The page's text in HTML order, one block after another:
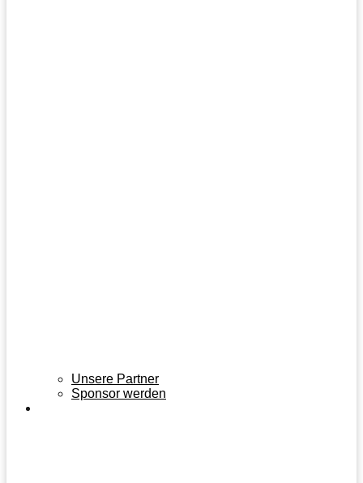
Unsere Partner
Sponsor werden